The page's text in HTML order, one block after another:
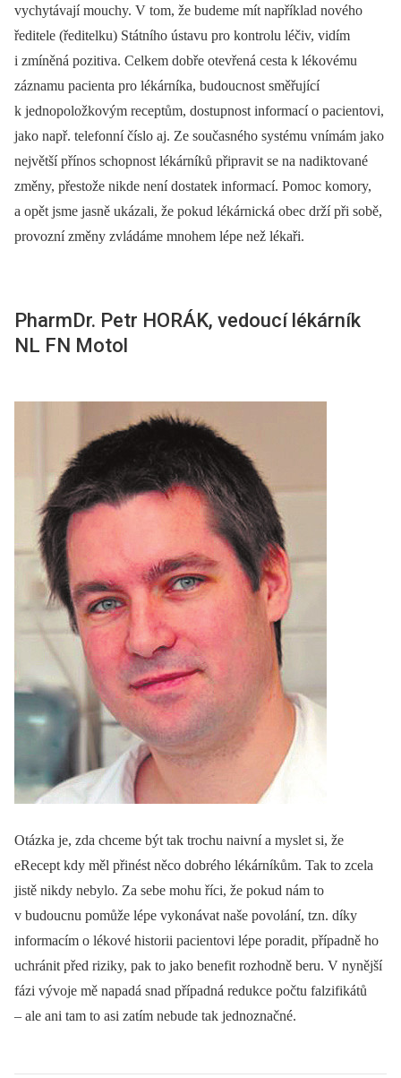
vychytávají mouchy. V tom, že budeme mít například nového
ředitele (ředitelku) Státního ústavu pro kontrolu léčiv, vidím
i zmíněná pozitiva. Celkem dobře otevřená cesta k lékovému
záznamu pacienta pro lékárníka, budoucnost směřující
k jednopoložkovým receptům, dostupnost informací o pacientovi,
jako např. telefonní číslo aj. Ze současného systému vnímám jako
největší přínos schopnost lékárníků připravit se na nadiktované
změny, přestože nikde není dostatek informací. Pomoc komory,
a opět jsme jasně ukázali, že pokud lékárnická obec drží při sobě,
provozní změny zvládáme mnohem lépe než lékaři.
PharmDr. Petr HORÁK, vedoucí lékárník
NL FN Motol
Otázka je, zda chceme být tak trochu naivní a myslet si, že
eRecept kdy měl přinést něco dobrého lékárníkům. Tak to zcela
jistě nikdy nebylo. Za sebe mohu říci, že pokud nám to
v budoucnu pomůže lépe vykonávat naše povolání, tzn. díky
informacím o lékové historii pacientovi lépe poradit, případně ho
uchránit před riziky, pak to jako benefit rozhodně beru. V nynější
fázi vývoje mě napadá snad případná redukce počtu falzifikátů
–⁠ ale ani tam to asi zatím nebude tak jednoznačné.